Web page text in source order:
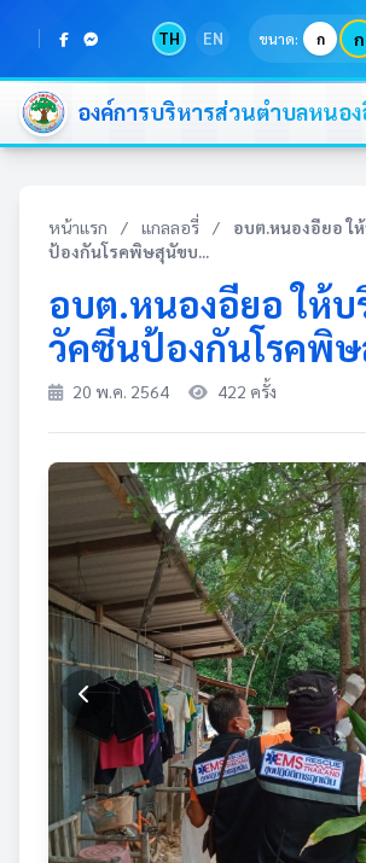
TH EN ขนาด: ก ก
องค์การบริหารส่วนตำบลหนอ
หน้าแรก / แกลลอรี่ /
อบต.หนองอียอ ใ
ป้องกันโรคพิษสุนัขบ...
อบต.หนองอียอ ให้บ
วัคซีนป้องกันโรคพิ
20 พ.ค. 2564 422 ครั้ง